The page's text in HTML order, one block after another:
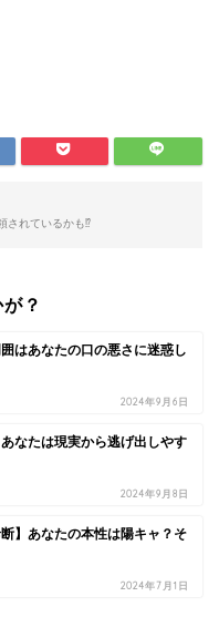
されているかも⁉
？
囲はあなたの口の悪さに迷惑し
2024年9月6日
あなたは現実から逃げ出しやす
2024年9月8日
断】あなたの本性は陽キャ？そ
2024年7月1日